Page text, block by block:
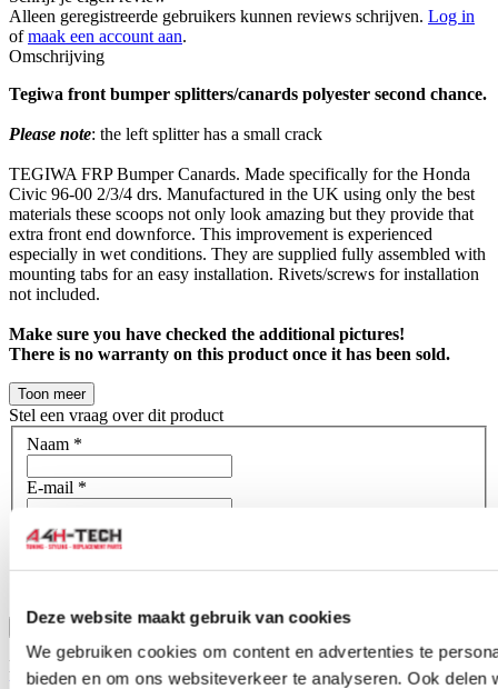
Deze website maakt gebruik van cookies
We gebruiken cookies om content en advertenties te
bieden en om ons websiteverkeer te analyseren. Ook
Alleen geregistreerde gebruikers kunnen reviews schrijven. Log in
ofmaak een account aan.
Omschrijving
Tegiwa front bumper splitters/canards polyester second chance.
Please note: the left splitter has a small crack
TEGIWA FRP Bumper Canards. Made specifically for the Honda
Civic 96-00 2/3/4 drs. Manufactured in the UK using only the best
materials these scoops not only look amazing but they provide that
extra front end downforce. This improvement is experienced
especially in wet conditions. They are supplied fully assembled with
mounting tabs for an easy installation. Rivets/screws for installation
not included.
Make sure you have checked the additional pictures!
There is no warranty on this product once it has been sold.
Toon meer
Stel een vraag over dit product
Naam *
E-mail *
Wat is je vraag?
Bevestig
Dit formulier wordt beschermd door reCAPTCHA - het